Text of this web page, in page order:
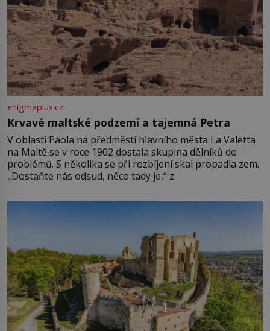
enigmaplus.cz
Krvavé maltské podzemí a tajemná Petra
V oblasti Paola na předměstí hlavního města La Valetta
na Maltě se v roce 1902 dostala skupina dělníků do
problémů. S několika se při rozbíjení skal propadla zem.
„Dostaňte nás odsud, něco tady je,“ z